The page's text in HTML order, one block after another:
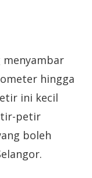
menyambar
hingga
ini kecil
petir
boleh